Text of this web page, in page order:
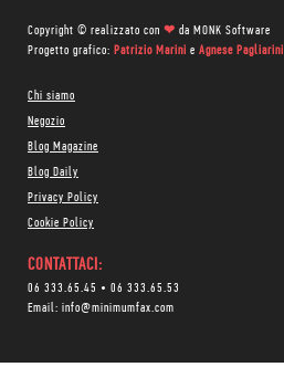
Copyright © realizzato con ❤ da MONK Software
Progetto grafico: Patrizio Marini e Agnese Pagliarini
Chi siamo
Negozio
Blog Magazine
Blog Daily
Privacy Policy
Cookie Policy
CONTATTACI:
06 333.65.45 • 06 333.65.53
Email: info@minimumfax.com